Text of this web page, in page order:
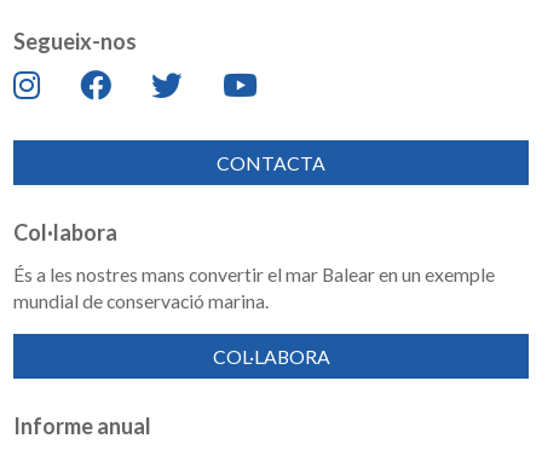
Segueix-nos
CONTACTA
Col·labora
És a les nostres mans convertir el mar Balear en un exemple
mundial de conservació marina.
COL·LABORA
Informe anual